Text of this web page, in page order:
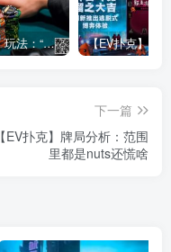
【EV扑克】玩法：“松弱鱼/松凶鱼打法”的基本攻略
下一篇
【EV扑克】牌局分析：范围
里都是nuts还慌啥